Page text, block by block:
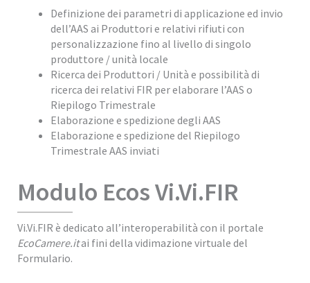
Definizione dei parametri di applicazione ed invio
dell’AAS ai Produttori e relativi rifiuti con
personalizzazione fino al livello di singolo
produttore / unità locale
Ricerca dei Produttori / Unità e possibilità di
ricerca dei relativi FIR per elaborare l’AAS o
Riepilogo Trimestrale
Elaborazione e spedizione degli AAS
Elaborazione e spedizione del Riepilogo
Trimestrale AAS inviati
Modulo Ecos Vi.Vi.FIR
Vi.Vi.FIR è dedicato all’interoperabilità con il portale
EcoCamere.itai fini della vidimazione virtuale del
Formulario.